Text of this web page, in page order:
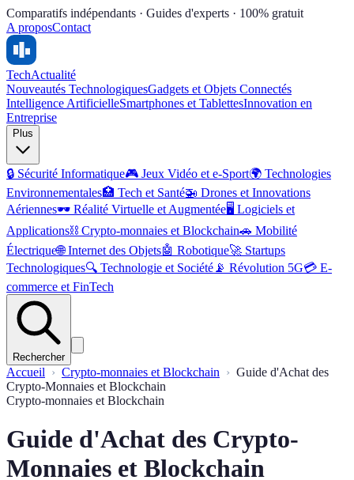
Comparatifs indépendants · Guides d'experts · 100% gratuit
A proposContact
TechActualité
Nouveautés TechnologiquesGadgets et Objets Connectés
Intelligence ArtificielleSmartphones et TablettesInnovation en
Entreprise
Plus
🔒 Sécurité Informatique🎮 Jeux Vidéo et e-Sport🌍 Technologies
Environnementales🏥 Tech et Santé🚁 Drones et Innovations
Aériennes🕶️ Réalité Virtuelle et Augmentée🖥️ Logiciels et
Applications⛓️ Crypto-monnaies et Blockchain🚗 Mobilité
Électrique🌐 Internet des Objets🤖 Robotique🚀 Startups
Technologiques🔍 Technologie et Société 📡 Révolution 5G💳 E-
commerce et FinTech
Rechercher
Accueil Crypto-monnaies et Blockchain
Guide d'Achat des
Crypto-Monnaies et Blockchain
Crypto-monnaies et Blockchain
Guide d'Achat des Crypto-
Monnaies et Blockchain